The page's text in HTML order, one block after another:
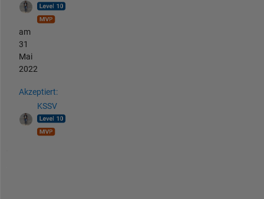
am
31
Mai
2022
Akzeptiert:
KSSV